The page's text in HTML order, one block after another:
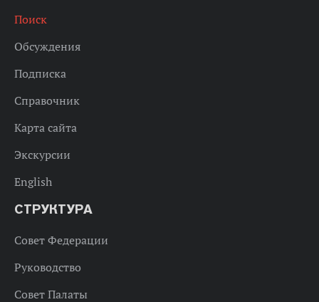
Поиск
Обсуждения
Подписка
Справочник
Карта сайта
Экскурсии
English
СТРУКТУРА
Совет Федерации
Руководство
Совет Палаты